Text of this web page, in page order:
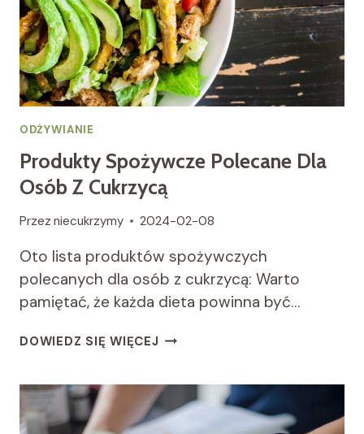
ODŻYWIANIE
Produkty Spożywcze Polecane Dla
Osób Z Cukrzycą
Przez niecukrzymy 2024-02-08
Oto lista produktów spożywczych
polecanych dla osób z cukrzycą: Warto
pamiętać, że każda dieta powinna być…
DOWIEDZ SIĘ WIĘCEJ PRODUKTY
DLA
OSÓB